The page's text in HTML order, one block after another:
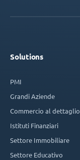
Solutions
PMI
Grandi Aziende
Commercio al dettaglio
Istituti Finanziari
Settore Immobiliare
Settore Educativo